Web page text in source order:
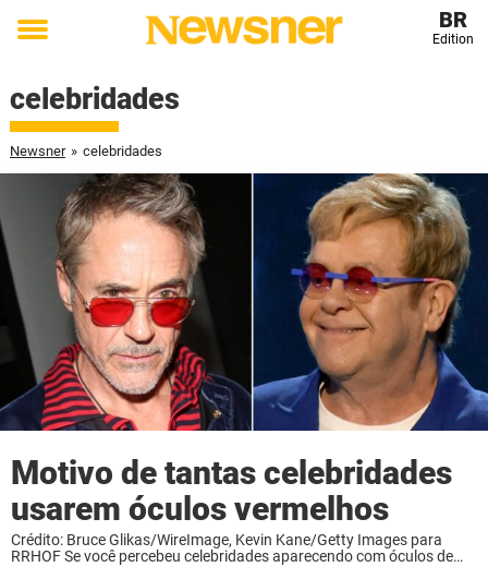
Toggle
BR
Edition
celebridades
Newsner » celebridades
Motivo de tantas celebridades
usarem óculos vermelhos
Crédito: Bruce Glikas/WireImage, Kevin Kane/Getty Images para
RRHOF Se você percebeu celebridades aparecendo com óculos de